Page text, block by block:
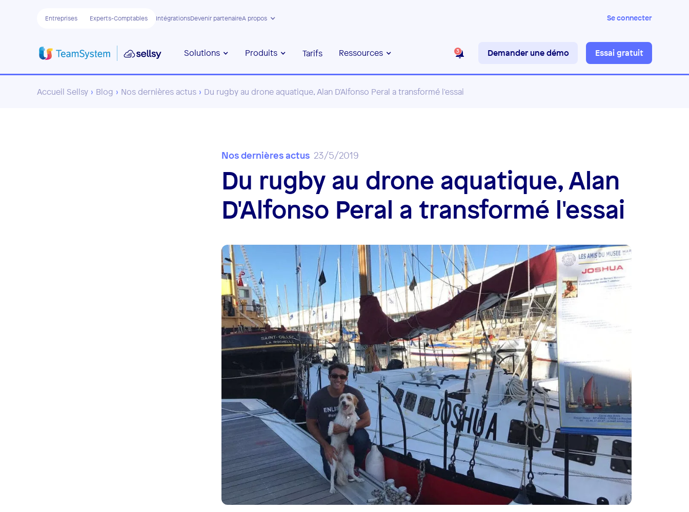
Entreprises Experts-Comptables IntégrationsDevenir partenaireA propos Se connecter
Solutions Produits Tarifs Ressources 3 Demander une démo Essai gratuit
Accueil Sellsy › Blog › Nos dernières actus › Du rugby au drone aquatique, Alan D'Alfonso Peral a transformé l'essai
Nos dernières actus 23/5/2019
Du rugby au drone aquatique, Alan
D'Alfonso Peral a transformé l'essai